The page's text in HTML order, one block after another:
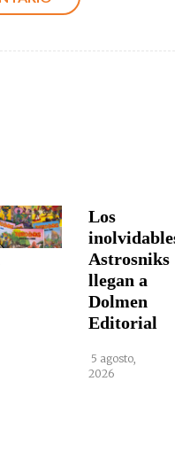
Los
Astrosniks
llegan a
Dolmen
Editorial
5 agosto,
2026